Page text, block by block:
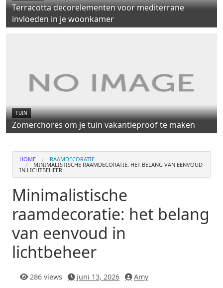
Terracotta decorelementen voor mediterrane
invloeden in je woonkamer
TUIN
Zomerchores om je tuin vakantieproof te maken
HOME RAAMDECORATIE
MINIMALISTISCHE RAAMDECORATIE: HET BELANG VAN EENVOUD
IN LICHTBEHEER
Minimalistische
raamdecoratie: het belang
van eenvoud in
lichtbeheer
286 views juni 13, 2026 Amy